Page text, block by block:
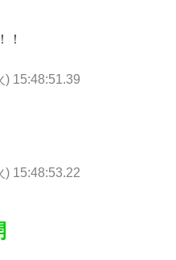
！
) 15:48:51.39
) 15:48:53.22